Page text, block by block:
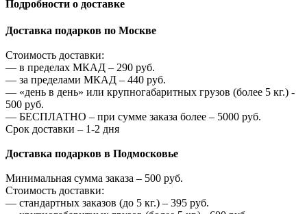
Подробности о доставке
Доставка подарков по Москве
Стоимость доставки:
— в пределах МКАД – 290 руб.
— за пределами МКАД – 440 руб.
— «день в день» или крупногабаритных грузов (более 5 кг.) -
500 руб.
— БЕСПЛАТНО – при сумме заказа более – 5000 руб.
Срок доставки – 1-2 дня
Доставка подарков в Подмосковье
Минимальная сумма заказа – 500 руб.
Стоимость доставки:
— стандартных заказов (до 5 кг.) – 395 руб.